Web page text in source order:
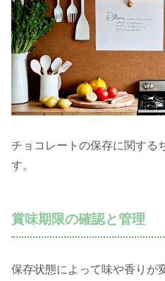
チョコレートの保存に関する
す。
賞味期限の確認と管理
保存状態によって味や香りが